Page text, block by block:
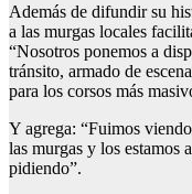
Además de difundir su
a las murgas locales
“Nosotros ponemos a
tránsito, armado de
para los corsos más
Y agrega: “Fuimos
las murgas y los estamos
pidiendo”.